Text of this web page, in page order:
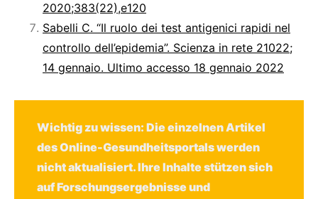
2020;383(22),e120
Sabelli C. “Il ruolo dei test antigenici rapidi nel
controllo dell’epidemia”. Scienza in rete 21022;
14 gennaio. Ultimo accesso 18 gennaio 2022
Wichtig zu wissen: Die einzelnen Artikel
des Online-Gesundheitsportals werden
nicht aktualisiert. Ihre Inhalte stützen sich
auf Forschungsergebnisse und